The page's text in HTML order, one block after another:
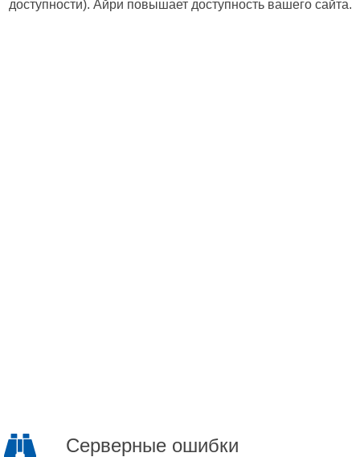
доступности). Айри повышает доступность вашего сайта.
Серверные ошибки